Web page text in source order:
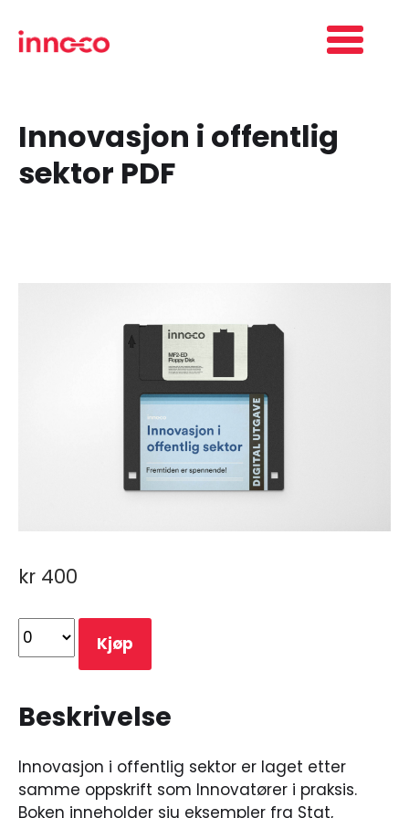
Innovasjon i offentlig
sektor PDF
kr 400
Kjøp
Beskrivelse
Innovasjon i offentlig sektor er laget etter
samme oppskrift som Innovatører i praksis.
Boken inneholder sju eksempler fra Stat,